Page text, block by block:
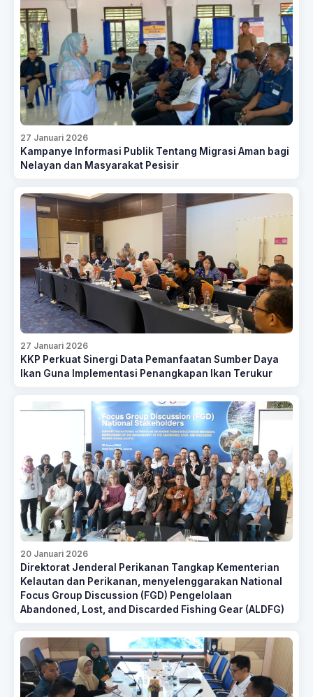
27 Januari 2026
Kampanye Informasi Publik Tentang Migrasi Aman bagi
Nelayan dan Masyarakat Pesisir
27 Januari 2026
KKP Perkuat Sinergi Data Pemanfaatan Sumber Daya
Ikan Guna Implementasi Penangkapan Ikan Terukur
20 Januari 2026
Direktorat Jenderal Perikanan Tangkap Kementerian
Kelautan dan Perikanan, menyelenggarakan National
Focus Group Discussion (FGD) Pengelolaan
Abandoned, Lost, and Discarded Fishing Gear (ALDFG)